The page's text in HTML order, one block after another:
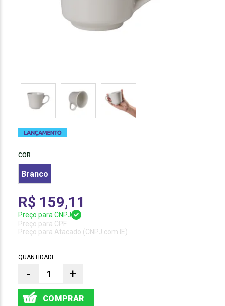
COR
Branco
R$ 159,11
Preço para CNPJ
Preço para CPF
Preço para Atacado (CNPJ com IE)
QUANTIDADE
- +